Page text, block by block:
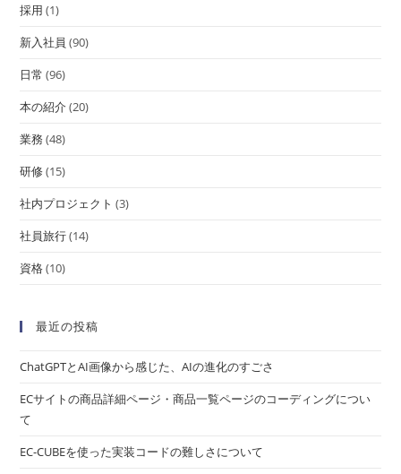
採用 (1)
新入社員 (90)
日常 (96)
本の紹介(20)
業務(48)
研修(15)
社内プロジェクト (3)
社員旅行(14)
資格(10)
最近の投稿
ChatGPTとAI画像から感じた、AIの進化のすごさ
ECサイトの商品詳細ページ・商品一覧ページのコーディングについ
て
EC-CUBEを使った実装コードの難しさについて